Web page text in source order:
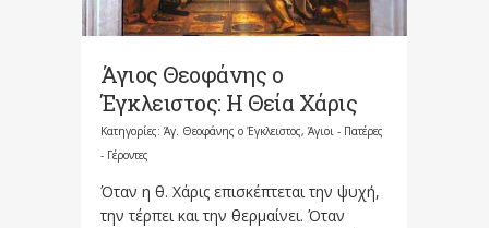
Άγιος Θεοφάνης ο
Έγκλειστος: Η Θεία Χάρις
Κατηγορίες: Άγ. Θεοφάνης ο Έγκλειστος, Άγιοι - Πατέρες
- Γέροντες
Όταν η θ. Χάρις επισκέπτεται την ψυχή,
την τέρπει και την θερμαίνει. Όταν